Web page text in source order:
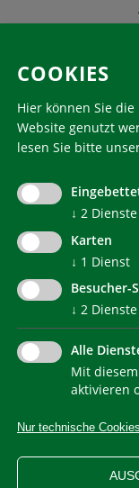
KlimaHaus ist
© 2022
IMPRESSUM
WEB STATISTIKEN
COOKIES
Hier können Sie
Website genutzt
lesen Sie bitte
↓ 2 Dienste
Karten
↓ 1 Dienst
Besucher-
↓ 2 Dienste
Alle
Mit
aktivieren
Nur technische Cookies